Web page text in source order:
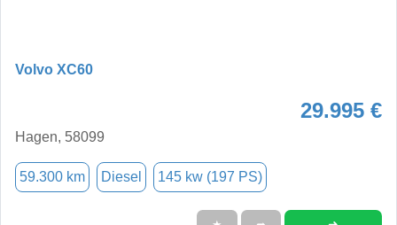
Volvo XC60
29.995 €
Hagen, 58099
59.300 km Diesel 145 kw (197 PS)